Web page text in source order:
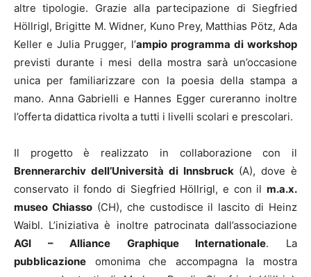
altre tipologie. Grazie alla partecipazione di Siegfried
Höllrigl, Brigitte M. Widner, Kuno Prey, Matthias Pötz, Ada
Keller e Julia Prugger, l’ampio programma di workshop
previsti durante i mesi della mostra sarà un’occasione
unica per familiarizzare con la poesia della stampa a
mano. Anna Gabrielli e Hannes Egger cureranno inoltre
l’offerta didattica rivolta a tutti i livelli scolari e prescolari.
Il progetto è realizzato in collaborazione con il
Brennerarchiv dell’Università di Innsbruck(A), dove è
conservato il fondo di Siegfried Höllrigl, e con il m.a.x.
museo Chiasso(CH), che custodisce il lascito di Heinz
Waibl. L’iniziativa è inoltre patrocinata dall’associazione
AGI – Alliance Graphique Internationale. La
pubblicazione omonima che accompagna la mostra